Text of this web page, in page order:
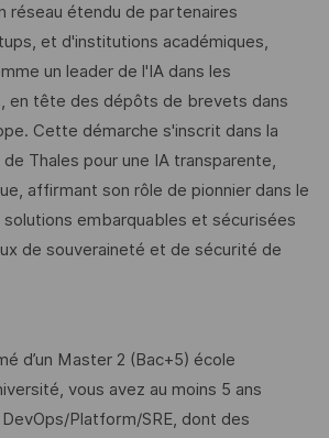
réseau étendu de partenaires
et d'institutions académiques,
un leader de l'IA dans les
en tête des dépôts de brevets dans
Cette démarche s'inscrit dans la
Thales pour une IA transparente,
affirmant son rôle de pionnier dans le
embarquables et sécurisées
de souveraineté et de sécurité de
d’un Master 2 (Bac+5) école
vous avez au moins 5 ans
DevOps/Platform/SRE, dont des